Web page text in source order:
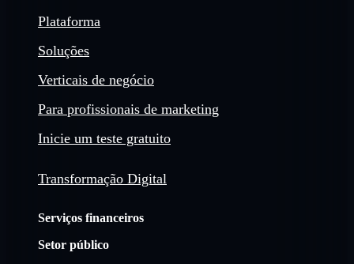
Plataforma
Soluções
Verticais de negócio
Para profissionais de marketing
Inicie um teste gratuito
Transformação Digital
Serviços financeiros
Setor público